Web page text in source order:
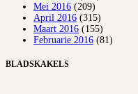
Mei 2016 (209)
April 2016 (315)
Maart 2016 (155)
Februarie 2016 (81)
BLADSKAKELS